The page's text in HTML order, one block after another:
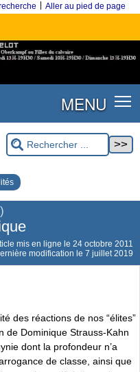
Aller au pied de page
MENU
mis en ligne le 24 octobre 2011
modification le 7 juillet 2019
des réactions de nos “élites”
de Dominique Strauss-Kahn
dont la profondeur n’a
de classe, ainsi que